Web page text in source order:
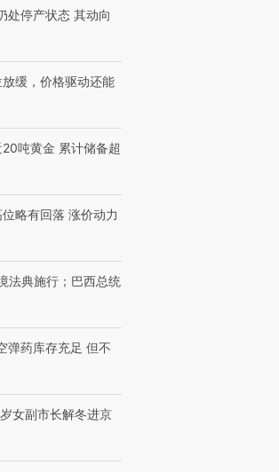
处停产状态 其动向
缓，价格驱动还能
吨黄金 累计储备超
略有回落 涨价动力
法典施行；巴西总统
弹药库存充足 但不
女副市长解冬进京